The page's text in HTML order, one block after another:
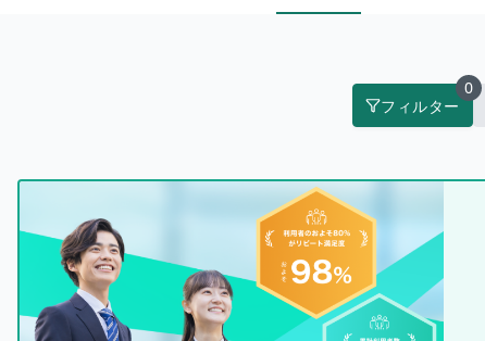
フィルター
0